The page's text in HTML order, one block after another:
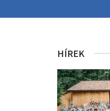
HÍREK